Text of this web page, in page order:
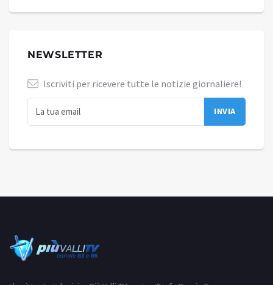
NEWSLETTER
Iscriviti per ricevere tutte le notizie giornaliere!